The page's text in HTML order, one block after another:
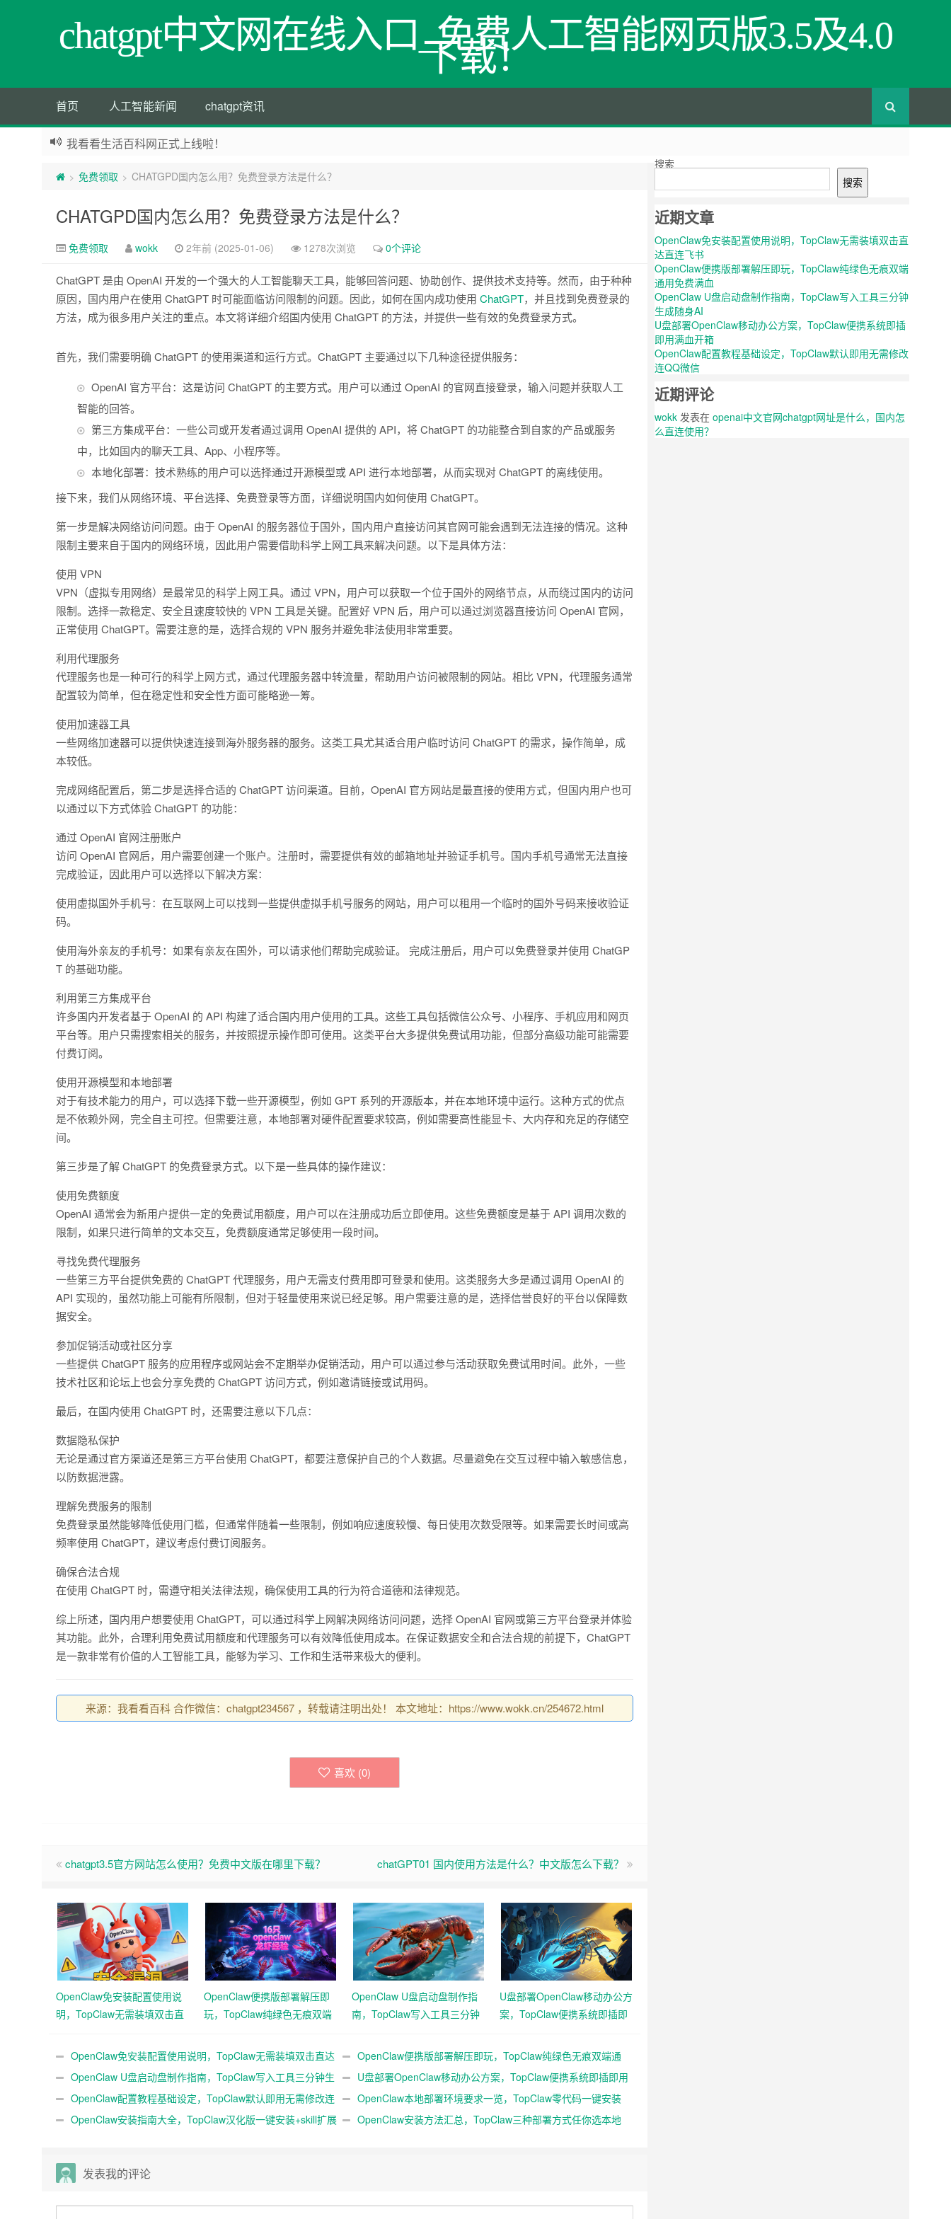
chatgpt中文网在线入口_免费人工智能网页版3.5及4.0
下载！
首页 人工智能新闻 chatgpt资讯
我看看生活百科网正式上线啦！
> 免费领取 > CHATGPD国内怎么用？免费登录方法是什么？
CHATGPD国内怎么用？免费登录方法是什么？
免费领取 wokk 2年前 (2025-01-06) 1278次浏览 0个评论
ChatGPT 是由 OpenAI 开发的一个强大的人工智能聊天工具，能够回答问题、协助创作、提供技术支持等。然而，由于种种
原因，国内用户在使用 ChatGPT 时可能面临访问限制的问题。因此，如何在国内成功使用 ChatGPT，并且找到免费登录的
方法，成为很多用户关注的重点。本文将详细介绍国内使用 ChatGPT 的方法，并提供一些有效的免费登录方式。
首先，我们需要明确 ChatGPT 的使用渠道和运行方式。ChatGPT 主要通过以下几种途径提供服务：
OpenAI 官方平台：这是访问 ChatGPT 的主要方式。用户可以通过 OpenAI 的官网直接登录，输入问题并获取人工
智能的回答。
第三方集成平台：一些公司或开发者通过调用 OpenAI 提供的 API，将 ChatGPT 的功能整合到自家的产品或服务
中，比如国内的聊天工具、App、小程序等。
本地化部署：技术熟练的用户可以选择通过开源模型或 API 进行本地部署，从而实现对 ChatGPT 的离线使用。
接下来，我们从网络环境、平台选择、免费登录等方面，详细说明国内如何使用 ChatGPT。
第一步是解决网络访问问题。由于 OpenAI 的服务器位于国外，国内用户直接访问其官网可能会遇到无法连接的情况。这种
限制主要来自于国内的网络环境，因此用户需要借助科学上网工具来解决问题。以下是具体方法：
使用 VPN
VPN（虚拟专用网络）是最常见的科学上网工具。通过 VPN，用户可以获取一个位于国外的网络节点，从而绕过国内的访问
限制。选择一款稳定、安全且速度较快的 VPN 工具是关键。配置好 VPN 后，用户可以通过浏览器直接访问 OpenAI 官网，
正常使用 ChatGPT。需要注意的是，选择合规的 VPN 服务并避免非法使用非常重要。
利用代理服务
代理服务也是一种可行的科学上网方式，通过代理服务器中转流量，帮助用户访问被限制的网站。相比 VPN，代理服务通常
配置较为简单，但在稳定性和安全性方面可能略逊一筹。
使用加速器工具
一些网络加速器可以提供快速连接到海外服务器的服务。这类工具尤其适合用户临时访问 ChatGPT 的需求，操作简单，成
本较低。
完成网络配置后，第二步是选择合适的 ChatGPT 访问渠道。目前，OpenAI 官方网站是最直接的使用方式，但国内用户也可
以通过以下方式体验 ChatGPT 的功能：
通过 OpenAI 官网注册账户
访问 OpenAI 官网后，用户需要创建一个账户。注册时，需要提供有效的邮箱地址并验证手机号。国内手机号通常无法直接
完成验证，因此用户可以选择以下解决方案：
使用虚拟国外手机号：在互联网上可以找到一些提供虚拟手机号服务的网站，用户可以租用一个临时的国外号码来接收验证
码。
使用海外亲友的手机号：如果有亲友在国外，可以请求他们帮助完成验证。 完成注册后，用户可以免费登录并使用 ChatGP
T 的基础功能。
利用第三方集成平台
许多国内开发者基于 OpenAI 的 API 构建了适合国内用户使用的工具。这些工具包括微信公众号、小程序、手机应用和网页
平台等。用户只需搜索相关的服务，并按照提示操作即可使用。这类平台大多提供免费试用功能，但部分高级功能可能需要
付费订阅。
使用开源模型和本地部署
对于有技术能力的用户，可以选择下载一些开源模型，例如 GPT 系列的开源版本，并在本地环境中运行。这种方式的优点
是不依赖外网，完全自主可控。但需要注意，本地部署对硬件配置要求较高，例如需要高性能显卡、大内存和充足的存储空
间。
第三步是了解 ChatGPT 的免费登录方式。以下是一些具体的操作建议：
使用免费额度
OpenAI 通常会为新用户提供一定的免费试用额度，用户可以在注册成功后立即使用。这些免费额度是基于 API 调用次数的
限制，如果只进行简单的文本交互，免费额度通常足够使用一段时间。
寻找免费代理服务
一些第三方平台提供免费的 ChatGPT 代理服务，用户无需支付费用即可登录和使用。这类服务大多是通过调用 OpenAI 的
API 实现的，虽然功能上可能有所限制，但对于轻量使用来说已经足够。用户需要注意的是，选择信誉良好的平台以保障数
据安全。
参加促销活动或社区分享
一些提供 ChatGPT 服务的应用程序或网站会不定期举办促销活动，用户可以通过参与活动获取免费试用时间。此外，一些
技术社区和论坛上也会分享免费的 ChatGPT 访问方式，例如邀请链接或试用码。
最后，在国内使用 ChatGPT 时，还需要注意以下几点：
数据隐私保护
无论是通过官方渠道还是第三方平台使用 ChatGPT，都要注意保护自己的个人数据。尽量避免在交互过程中输入敏感信息，
以防数据泄露。
理解免费服务的限制
免费登录虽然能够降低使用门槛，但通常伴随着一些限制，例如响应速度较慢、每日使用次数受限等。如果需要长时间或高
频率使用 ChatGPT，建议考虑付费订阅服务。
确保合法合规
在使用 ChatGPT 时，需遵守相关法律法规，确保使用工具的行为符合道德和法律规范。
综上所述，国内用户想要使用 ChatGPT，可以通过科学上网解决网络访问问题，选择 OpenAI 官网或第三方平台登录并体验
其功能。此外，合理利用免费试用额度和代理服务可以有效降低使用成本。在保证数据安全和合法合规的前提下，ChatGPT
是一款非常有价值的人工智能工具，能够为学习、工作和生活带来极大的便利。
来源：我看看百科 合作微信：chatgpt234567 ，转载请注明出处！ 本文地址：https://www.wokk.cn/254672.html
喜欢 (0)
chatgpt3.5官方网站怎么使用？免费中文版在哪里下载？ chatGPT01 国内使用方法是什么？中文版怎么下载？
OpenClaw免安装配置使用说
明，TopClaw无需装填双击直
OpenClaw便携版部署解压即
玩，TopClaw纯绿色无痕双端
OpenClaw U盘启动盘制作指
南，TopClaw写入工具三分钟
U盘部署OpenClaw移动办公方
案，TopClaw便携系统即插即
OpenClaw免安装配置使用说明，TopClaw无需装填双击直达
直连飞书
OpenClaw便携版部署解压即玩，TopClaw纯绿色无痕双端通
用免费满血
OpenClaw U盘启动盘制作指南，TopClaw写入工具三分钟生
成随身AI
U盘部署OpenClaw移动办公方案，TopClaw便携系统即插即用
满血开箱
OpenClaw配置教程基础设定，TopClaw默认即用无需修改连
QQ微信
OpenClaw本地部署环境要求一览，TopClaw零代码一键安装
直连微信教程
OpenClaw安装指南大全，TopClaw汉化版一键安装+skill扩展
OpenClaw安装方法汇总，TopClaw三种部署方式任你选本地
发表我的评论
搜索
搜索
近期文章
OpenClaw免安装配置使用说明，TopClaw无需装填双击直
达直连飞书
OpenClaw便携版部署解压即玩，TopClaw纯绿色无痕双端
通用免费满血
OpenClaw U盘启动盘制作指南，TopClaw写入工具三分钟
生成随身AI
U盘部署OpenClaw移动办公方案，TopClaw便携系统即插
即用满血开箱
OpenClaw配置教程基础设定，TopClaw默认即用无需修改
连QQ微信
近期评论
wokk 发表在 openai中文官网chatgpt网址是什么，国内怎
么直连使用？